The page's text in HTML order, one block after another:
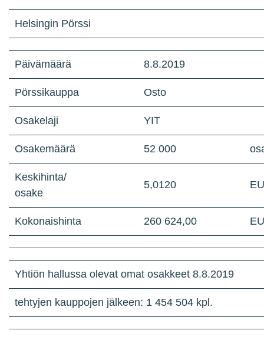
Helsingin Pörssi
Päivämäärä 8.8.2019
Pörssikauppa Osto
Osakelaji YIT
Osakemäärä 52 000
Keskihinta/
osake
5,0120
Kokonaishinta 260 624,00
Yhtiön hallussa olevat omat osakkeet 8.8.2019
tehtyjen kauppojen jälkeen: 1 454 504 kpl.